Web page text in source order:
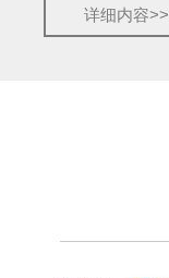
详细内容>>